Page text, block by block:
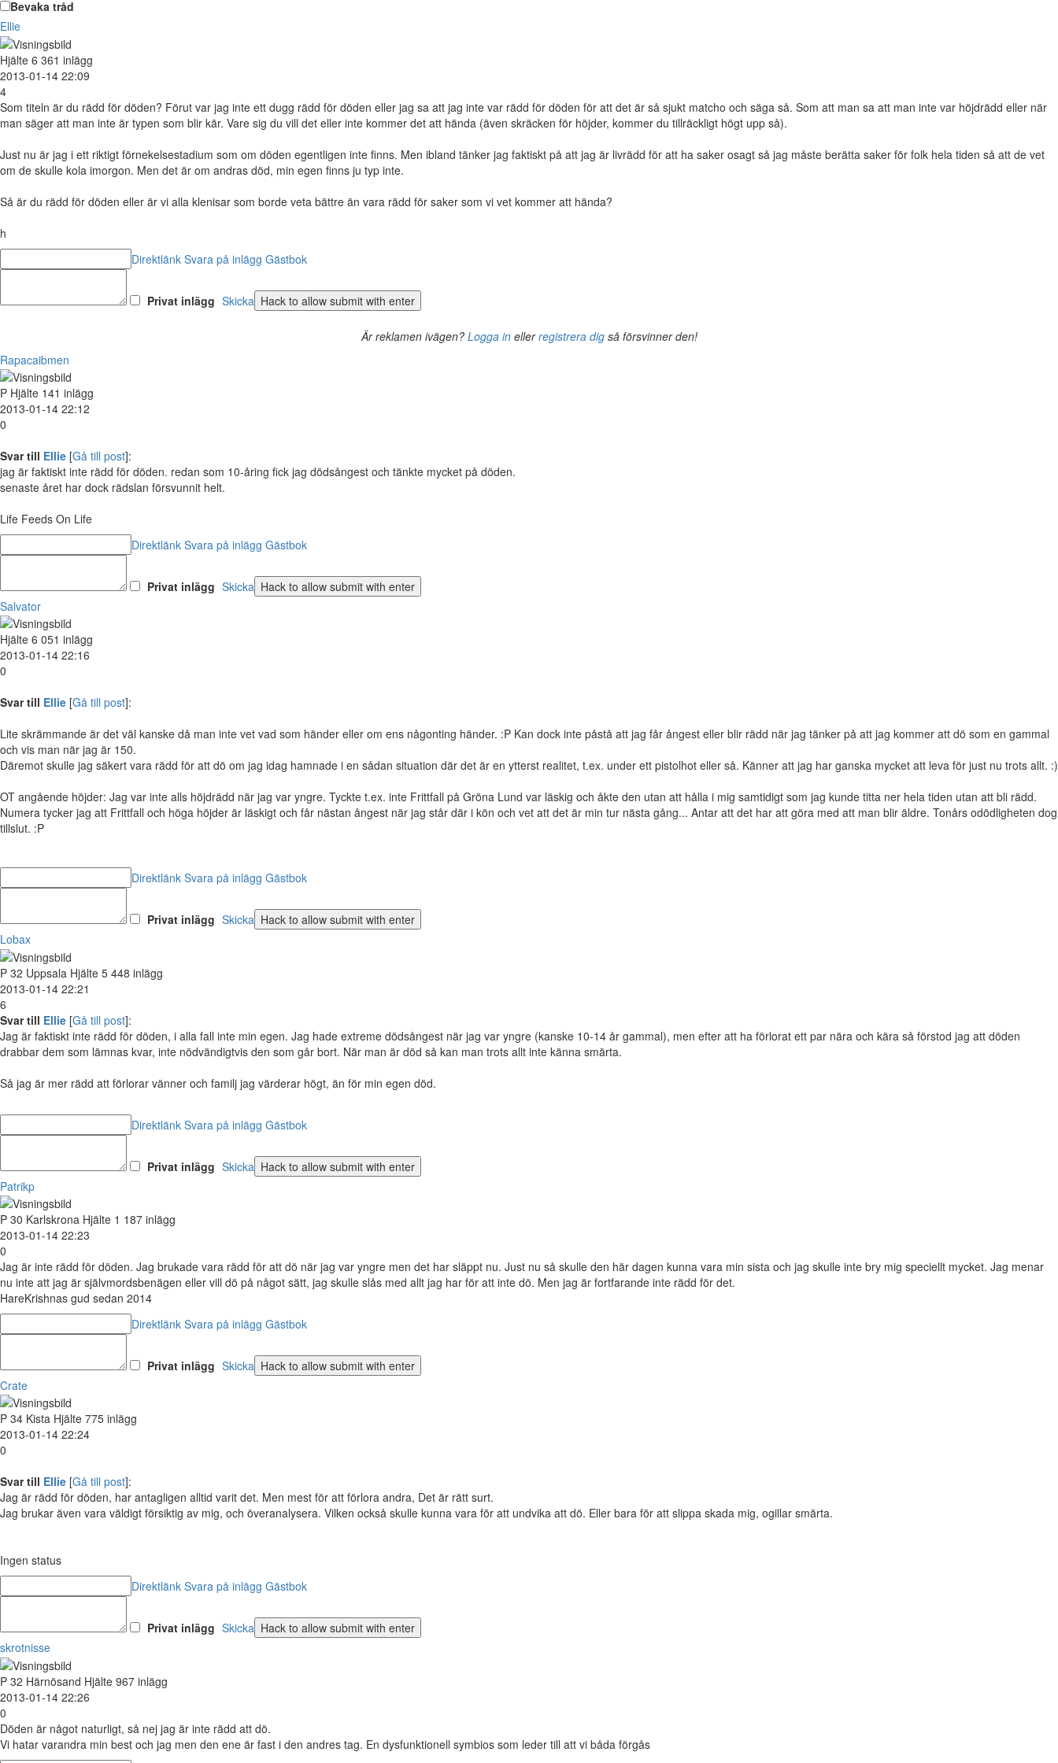
Bevaka tråd
Ellie
Hjälte 6 361 inlägg
2013-01-14 22:09
4
Som titeln är du rädd för döden? Förut var jag inte ett dugg rädd för döden eller jag sa att jag inte var rädd för döden för att det är så sjukt matcho och säga så. Som att man sa att man inte var höjdrädd eller när
man säger att man inte är typen som blir kär. Vare sig du vill det eller inte kommer det att hända (även skräcken för höjder, kommer du tillräckligt högt upp så).
Just nu är jag i ett riktigt förnekelsestadium som om döden egentligen inte finns. Men ibland tänker jag faktiskt på att jag är livrädd för att ha saker osagt så jag måste berätta saker för folk hela tiden så att de vet
om de skulle kola imorgon. Men det är om andras död, min egen finns ju typ inte.
Så är du rädd för döden eller är vi alla klenisar som borde veta bättre än vara rädd för saker som vi vet kommer att hända?
h
Direktlänk Svara på inlägg Gästbok
Privat inlägg Skicka
Är reklamen ivägen? Logga inellerregistrera digså försvinner den!
Rapacaibmen
P Hjälte 141 inlägg
2013-01-14 22:12
0
Svar till Ellie [Gå till post]:
jag är faktiskt inte rädd för döden. redan som 10-åring fick jag dödsångest och tänkte mycket på döden.
senaste året har dock rädslan försvunnit helt.
Life Feeds On Life
Direktlänk Svara på inlägg Gästbok
Privat inlägg Skicka
Salvator
Hjälte 6 051 inlägg
2013-01-14 22:16
0
Svar till Ellie [Gå till post]:
Lite skrämmande är det väl kanske då man inte vet vad som händer eller om ens någonting händer. :P Kan dock inte påstå att jag får ångest eller blir rädd när jag tänker på att jag kommer att dö som en gammal
och vis man när jag är 150.
Däremot skulle jag säkert vara rädd för att dö om jag idag hamnade i en sådan situation där det är en ytterst realitet, t.ex. under ett pistolhot eller så. Känner att jag har ganska mycket att leva för just nu trots allt. :)
OT angående höjder: Jag var inte alls höjdrädd när jag var yngre. Tyckte t.ex. inte Frittfall på Gröna Lund var läskig och åkte den utan att hålla i mig samtidigt som jag kunde titta ner hela tiden utan att bli rädd.
Numera tycker jag att Frittfall och höga höjder är läskigt och får nästan ångest när jag står där i kön och vet att det är min tur nästa gång... Antar att det har att göra med att man blir äldre. Tonårs odödligheten dog
tillslut. :P
Direktlänk Svara på inlägg Gästbok
Privat inlägg Skicka
Lobax
P 32 Uppsala Hjälte 5 448 inlägg
2013-01-14 22:21
6
Svar till Ellie [Gå till post]:
Jag är faktiskt inte rädd för döden, i alla fall inte min egen. Jag hade extreme dödsångest när jag var yngre (kanske 10-14 år gammal), men efter att ha förlorat ett par nära och kära så förstod jag att döden
drabbar dem som lämnas kvar, inte nödvändigtvis den som går bort. När man är död så kan man trots allt inte känna smärta.
Så jag är mer rädd att förlorar vänner och familj jag värderar högt, än för min egen död.
Direktlänk Svara på inlägg Gästbok
Privat inlägg Skicka
Patrikp
P 30 Karlskrona Hjälte 1 187 inlägg
2013-01-14 22:23
0
Jag är inte rädd för döden. Jag brukade vara rädd för att dö när jag var yngre men det har släppt nu. Just nu så skulle den här dagen kunna vara min sista och jag skulle inte bry mig speciellt mycket. Jag menar
nu inte att jag är självmordsbenägen eller vill dö på något sätt, jag skulle slås med allt jag har för att inte dö. Men jag är fortfarande inte rädd för det.
HareKrishnas gud sedan 2014
Direktlänk Svara på inlägg Gästbok
Privat inlägg Skicka
Crate
P 34 Kista Hjälte 775 inlägg
2013-01-14 22:24
0
Svar till Ellie [Gå till post]:
Jag är rädd för döden, har antagligen alltid varit det. Men mest för att förlora andra, Det är rätt surt.
Jag brukar även vara väldigt försiktig av mig, och överanalysera. Vilken också skulle kunna vara för att undvika att dö. Eller bara för att slippa skada mig, ogillar smärta.
Ingen status
Direktlänk Svara på inlägg Gästbok
Privat inlägg Skicka
skrotnisse
P 32 Härnösand Hjälte 967 inlägg
2013-01-14 22:26
0
Döden är något naturligt, så nej jag är inte rädd att dö.
Vi hatar varandra min best och jag men den ene är fast i den andres tag. En dysfunktionell symbios som leder till att vi båda förgås